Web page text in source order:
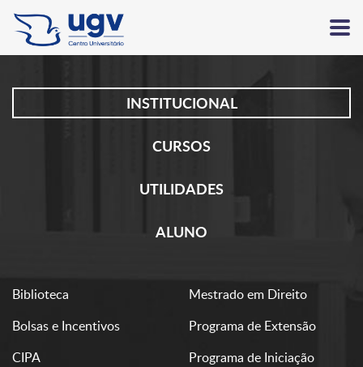
INSTITUCIONAL
CURSOS
UTILIDADES
ALUNO
Biblioteca
Bolsas e Incentivos
CIPA
Mestrado em Direito
Programa de Extensão
Programa de Iniciação